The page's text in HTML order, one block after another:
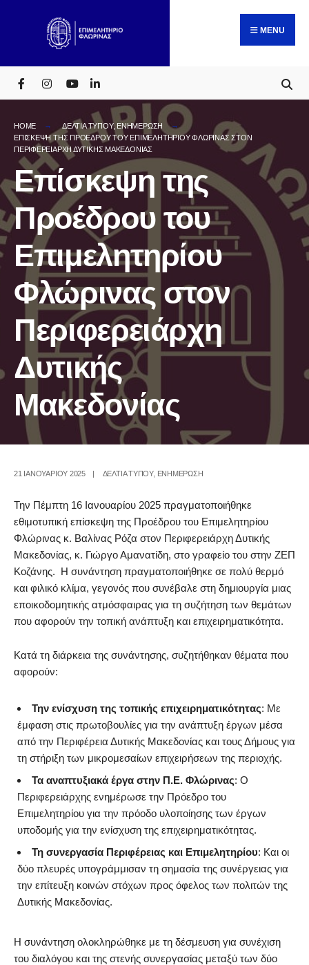
MENU
HOME ΔΕΛΤΙΑ ΤΥΠΟΥ, ΕΝΗΜΕΡΩΣΗ
ΕΠΊΣΚΕΨΗ ΤΗΣ ΠΡΟΈΔΡΟΥ ΤΟΥ ΕΠΙΜΕΛΗΤΗΡΊΟΥ ΦΛΏΡΙΝΑΣ ΣΤΟΝ
ΠΕΡΙΦΕΡΕΙΆΡΧΗ ΔΥΤΙΚΉΣ ΜΑΚΕΔΟΝΊΑΣ
Επίσκεψη της
Προέδρου του
Επιμελητηρίου
Φλώρινας στον
Περιφερειάρχη
Δυτικής
Μακεδονίας
21 ΙΑΝΟΥΑΡΊΟΥ 2025 | ΔΕΛΤΙΑ ΤΥΠΟΥ, ΕΝΗΜΕΡΩΣΗ
Την Πέμπτη 16 Ιανουαρίου 2025 πραγματοποιήθηκε
εθιμοτυπική επίσκεψη της Προέδρου του Επιμελητηρίου
Φλώρινας κ. Βαλίνας Ρόζα στον Περιφερειάρχη Δυτικής
Μακεδονίας, κ. Γιώργο Αμανατίδη, στο γραφείο του στην ΖΕΠ
Κοζάνης. Η συνάντηση πραγματοποιήθηκε σε πολύ θερμό
και φιλικό κλίμα, γεγονός που συνέβαλε στη δημιουργία μιας
εποικοδομητικής ατμόσφαιρας για τη συζήτηση των θεμάτων
που αφορούν την τοπική ανάπτυξη και επιχειρηματικότητα.
Κατά τη διάρκεια της συνάντησης, συζητήθηκαν θέματα που
αφορούν:
Την ενίσχυση της τοπικής επιχειρηματικότητας: Με
έμφαση στις πρωτοβουλίες για την ανάπτυξη έργων μέσα
από την Περιφέρεια Δυτικής Μακεδονίας και τους Δήμους για
τη στήριξη των μικρομεσαίων επιχειρήσεων της περιοχής.
Τα αναπτυξιακά έργα στην Π.Ε. Φλώρινας: Ο
Περιφερειάρχης ενημέρωσε την Πρόεδρο του
Επιμελητηρίου για την πρόοδο υλοποίησης των έργων
υποδομής για την ενίσχυση της επιχειρηματικότητας.
Τη συνεργασία Περιφέρειας και Επιμελητηρίου: Και οι
δύο πλευρές υπογράμμισαν τη σημασία της συνέργειας για
την επίτευξη κοινών στόχων προς όφελος των πολιτών της
Δυτικής Μακεδονίας.
Η συνάντηση ολοκληρώθηκε με τη δέσμευση για συνέχιση
του διαλόγου και της στενής συνεργασίας μεταξύ των δύο